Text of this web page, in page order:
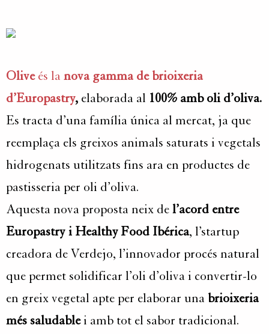
Oliveés la nova gamma de brioixeria
d’Europastry, elaborada al 100% amb oli d’oliva.
Es tracta d’una família única al mercat, ja que
reemplaça els greixos animals saturats i vegetals
hidrogenats utilitzats fins ara en productes de
pastisseria per oli d’oliva.
Aquesta nova proposta neix de l’acord entre
Europastry i Healthy Food Ibérica, l’startup
creadora de Verdejo, l’innovador procés natural
que permet solidificar l’oli d’oliva i convertir-lo
en greix vegetal apte per elaborar una brioixeria
més saludablei amb tot el sabor tradicional.